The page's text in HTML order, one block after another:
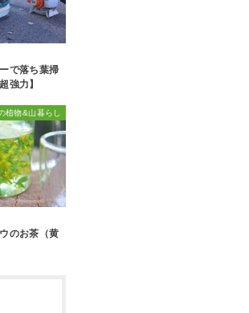
で落ち葉掃
強力】
植物&山暮らし
のお茶（黄